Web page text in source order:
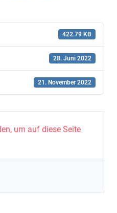
422.79 KB
28. Juni 2022
21. November 2022
um auf diese Seite